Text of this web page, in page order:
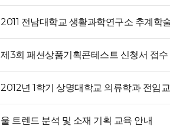
2011 전남대학교 생활과학연구소 추계학
제3회 패션상품기획콘테스트 신청서 접수
2012년 1학기 상명대학교 의류학과 전임
울 트렌드 분석 및 소재 기획 교육 안내